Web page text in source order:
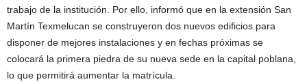
trabajo de la institución. Por ello, informó que en la extensión San
Martín Texmelucan se construyeron dos nuevos edificios para
disponer de mejores instalaciones y en fechas próximas se
colocará la primera piedra de su nueva sede en la capital poblana,
lo que permitirá aumentar la matrícula.